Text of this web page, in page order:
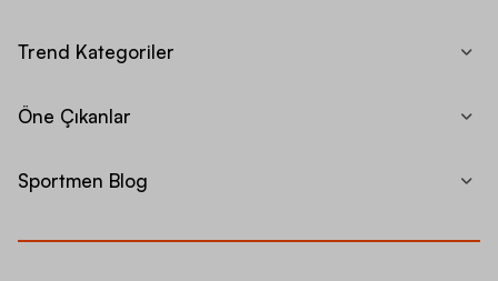
Trend Kategoriler
Öne Çıkanlar
Sportmen Blog